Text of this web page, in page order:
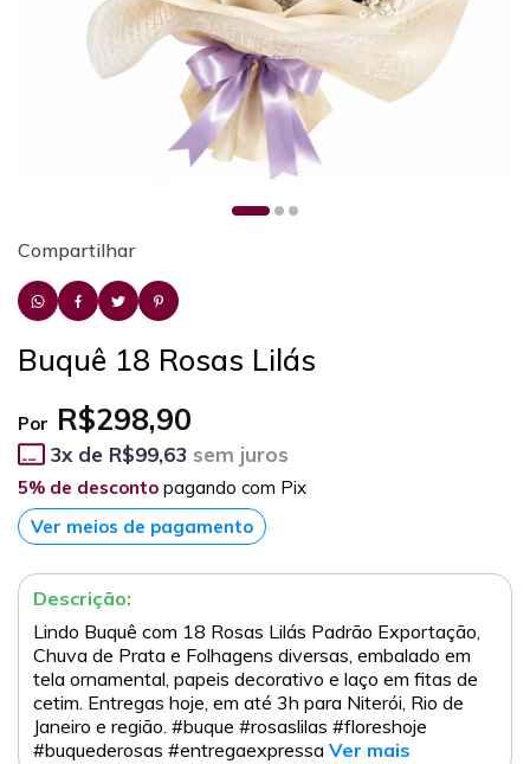
Compartilhar
Buquê 18 Rosas Lilás
Por R$298,90
3x de R$99,63 sem juros
5% de desconto pagando com Pix
Ver meios de pagamento
Descrição:
Lindo Buquê com 18 Rosas Lilás Padrão Exportação,
Chuva de Prata e Folhagens diversas, embalado em
tela ornamental, papeis decorativo e laço em fitas de
cetim. Entregas hoje, em até 3h para Niterói, Rio de
Janeiro e região. #buque #rosaslilas #floreshoje
#buquederosas #entregaexpressa Ver mais